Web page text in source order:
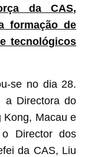
da CAS,
formação de
tecnológicos
se no dia 28.
a Directora do
Kong, Macau e
Director dos
da CAS, Liu